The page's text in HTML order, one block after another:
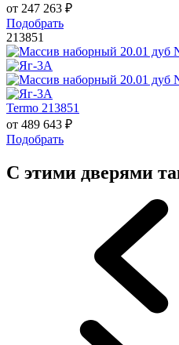
от 247 263 ₽
Подобрать
213851
Termo 213851
от 489 643 ₽
Подобрать
С этими дверями